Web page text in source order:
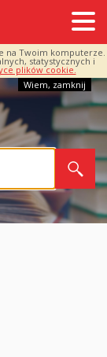
na Twoim komputerze.
statystycznych i
plików cookie.
Wiem, zamknij